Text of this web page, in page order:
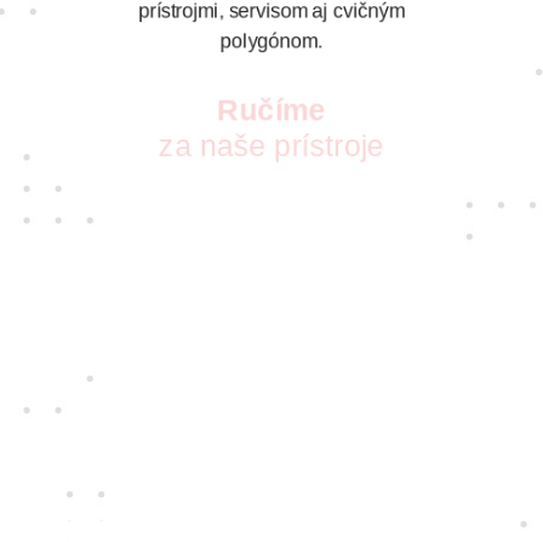
prístrojmi, servisom aj cvičným
polygónom.
Ručíme
za naše prístroje